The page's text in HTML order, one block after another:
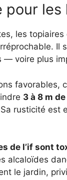
pour
les
Il
voire plus
favorables,
3 à 8 m
rusticité est
de l’if sont
alcaloïdes
le jardin,